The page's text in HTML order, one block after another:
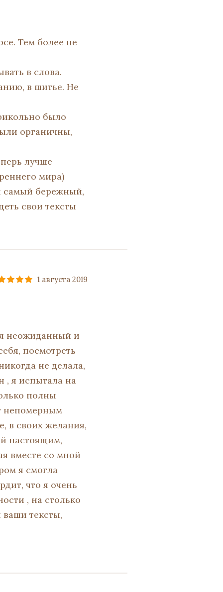
Тем более не
в слова.
в шитье. Не
было
органичны,
лучше
мира)
самый бережный,
свои тексты
1 августа 2019
неожиданный и
посмотреть
не делала,
, я испытала на
полны
непомерным
в своих желания,
настоящим,
вместе со мной
я смогла
что я очень
, на столько
тексты,